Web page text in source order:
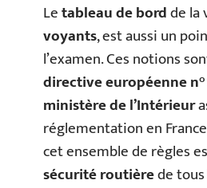
Letableau de bordde la
voyants, est aussi un
l’examen. Ces notions
directive européenne
ministère de l’Intérieur
réglementation en
cet ensemble de règles
sécurité routièrede